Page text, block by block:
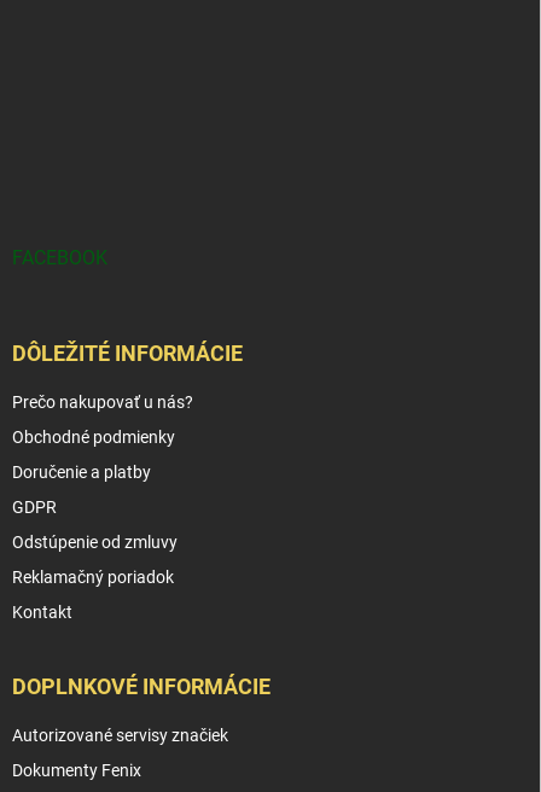
FACEBOOK
DÔLEŽITÉ INFORMÁCIE
Prečo nakupovať u nás?
Obchodné podmienky
Doručenie a platby
GDPR
Odstúpenie od zmluvy
Reklamačný poriadok
Kontakt
DOPLNKOVÉ INFORMÁCIE
Autorizované servisy značiek
Dokumenty Fenix